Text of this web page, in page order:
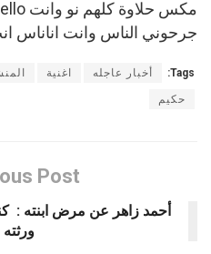
جرحوني الناس وانت اناناس
Tags: أخبار عاجله اغنية
حكيم
Post
أحمد زاهر عن مرض ابنته :